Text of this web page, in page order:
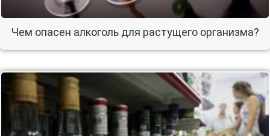
Чем опасен алкоголь для растущего организма?